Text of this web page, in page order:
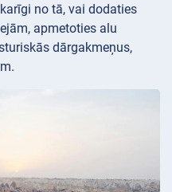
no tā, vai dodaties
apmetoties alu
dārgakmeņus,